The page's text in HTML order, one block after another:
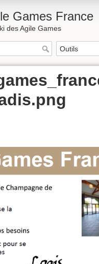
Games France
des Agile Games